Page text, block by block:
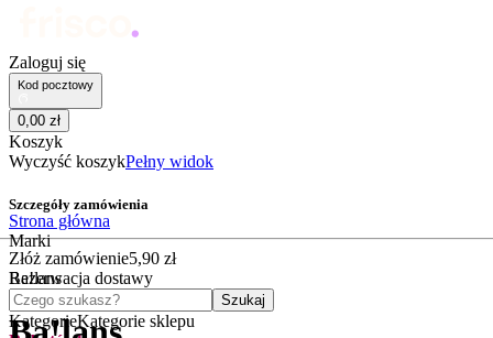
Zaloguj się
Kod pocztowy
0,00 zł
Koszyk
Wyczyść koszykPełny widok
Szczegóły zamówienia
Złóż zamówienie5,90 zł
Rezerwacja dostawy
Czego szukasz?
Szukaj
KategorieKategorie sklepu
Strona główna
Marki
Ba!lans